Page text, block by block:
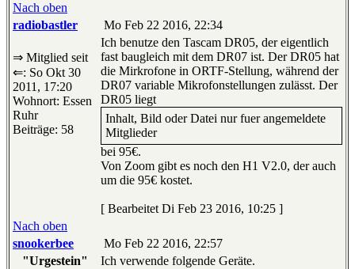
Nach oben
radiobastler
Mo Feb 22 2016, 22:34
⇒ Mitglied seit
⇐: So Okt 30
2011, 17:20
Wohnort: Essen
Ruhr
Beiträge: 58
Ich benutze den Tascam DR05, der eigentlich
fast baugleich mit dem DR07 ist. Der DR05 hat
die Mirkrofone in ORTF-Stellung, während der
DR07 variable Mikrofonstellungen zulässt. Der
DR05 liegt
Inhalt, Bild oder Datei nur fuer angemeldete
Mitglieder
bei 95€.
Von Zoom gibt es noch den H1 V2.0, der auch
um die 95€ kostet.
[ Bearbeitet Di Feb 23 2016, 10:25 ]
Nach oben
snookerbee
Mo Feb 22 2016, 22:57
"Urgestein"
Ich verwende folgende Geräte.